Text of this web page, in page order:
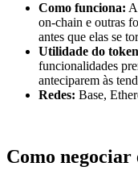
Como funciona:
on-chain e outras
antes que elas se
Utilidade do
funcionalidades
anteciparem às
Redes: Base,
Como negociar